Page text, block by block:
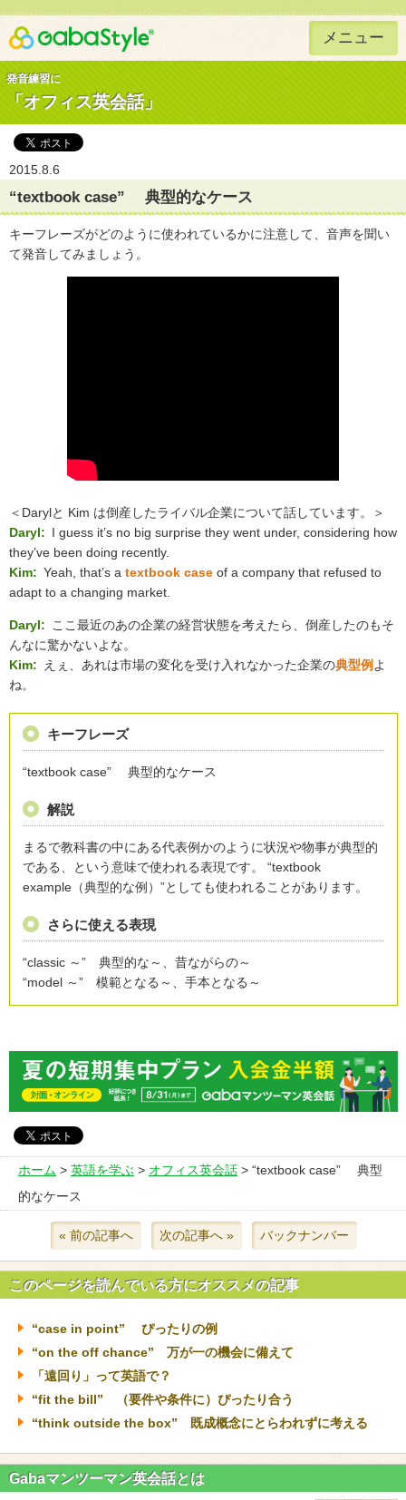
Gaba Style 無料で英語学習 メニュー
発音練習に
「オフィス英会話」
2015.8.6
“textbook case” 典型的なケース
キーフレーズがどのように使われているかに注意して、音声を聞い
て発音してみましょう。
＜Darylと Kim は倒産したライバル企業について話しています。＞
Daryl: I guess it’s no big surprise they went under, considering how
they’ve been doing recently.
Kim: Yeah, that’s a textbook caseof a company that refused to
adapt to a changing market.
Daryl:
ここ最近のあの企業の経営状態を考えたら、倒産したのもそ
んなに驚かないよな。
Kim:
えぇ、あれは市場の変化を受け入れなかった企業の典型例よ
ね。
キーフレーズ
“textbook case” 典型的なケース
解説
まるで教科書の中にある代表例かのように状況や物事が典型的
である、という意味で使われる表現です。 “textbook
example（典型的な例）”としても使われることがあります。
さらに使える表現
“classic ～” 典型的な～、昔ながらの～
“model ～” 模範となる～、手本となる～
ホーム > 英語を学ぶ > オフィス英会話 > “textbook case” 典型
的なケース
« 前の記事へ 次の記事へ » バックナンバー
このページを読んでいる方にオススメの記事
“case in point” ぴったりの例
“on the off chance” 万が一の機会に備えて
「遠回り」って英語で？
“fit the bill” （要件や条件に）ぴったり合う
“think outside the box” 既成概念にとらわれずに考える
Gabaマンツーマン英会話とは